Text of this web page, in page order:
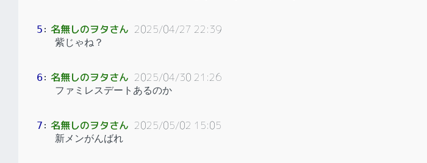
5 ： 名無しのヲタさん 2025/04/27 22:39
紫じゃね？
6： 名無しのヲタさん 2025/04/30 21:26
ファミレスデートあるのか
7 ： 名無しのヲタさん 2025/05/02 15:05
新メンがんばれ